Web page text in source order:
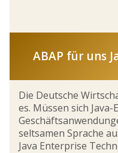
ABAP für uns
Die Deutsche
es. Müssen sich
seltsamen Sprache
Java Enterprise